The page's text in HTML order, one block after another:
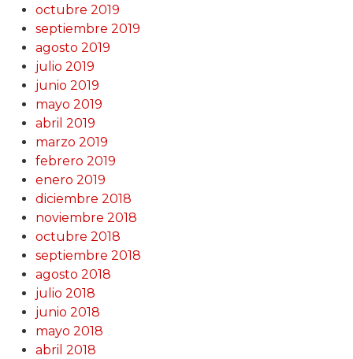
octubre 2019
septiembre 2019
agosto 2019
julio 2019
junio 2019
mayo 2019
abril 2019
marzo 2019
febrero 2019
enero 2019
diciembre 2018
noviembre 2018
octubre 2018
septiembre 2018
agosto 2018
julio 2018
junio 2018
mayo 2018
abril 2018